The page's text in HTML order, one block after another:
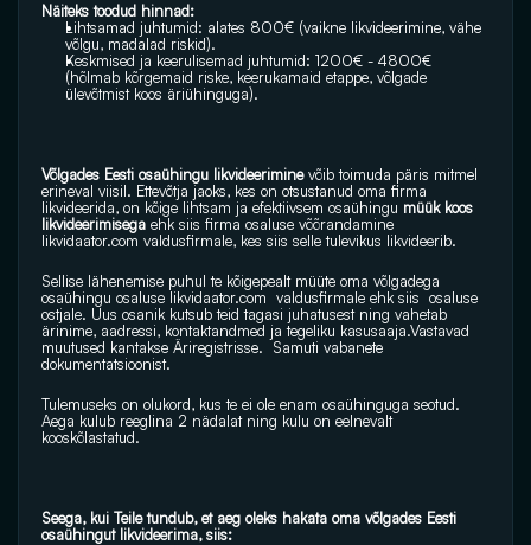
Näiteks toodud hinnad:
Lihtsamad juhtumid: alates 800€ (vaikne likvideerimine, vähe
võlgu, madalad riskid).
Keskmised ja keerulisemad juhtumid: 1200€ - 4800€
(hõlmab kõrgemaid riske, keerukamaid etappe, võlgade
ülevõtmist koos äriühinguga).
Võlgades Eesti osaühingu likvideerimine võib toimuda päris mitmel
erineval viisil. Ettevõtja jaoks, kes on otsustanud oma firma
likvideerida, on kõige lihtsam ja efektiivsem osaühingu müük koos
likvideerimisega
likvidaator.com valdusfirmale, kes siis selle tulevikus likvideerib.
Sellise lähenemise puhul te kõigepealt müüte oma võlgadega
osaühingu osaluse likvidaator.com valdusfirmale ehk siis  osaluse
ostjale. Uus osanik kutsub teid tagasi juhatusest ning vahetab
ärinime, aadressi, kontaktandmed ja tegeliku kasusaaja.Vastavad
muutused kantakse Äriregistrisse.  Samuti vabanete
dokumentatsioonist.
Tulemuseks on olukord, kus te ei ole enam osaühinguga seotud.
Aega kulub reeglina 2 nädalat ning kulu on eelnevalt
kooskõlastatud.
Seega, kui Teile tundub, et aeg oleks hakata oma võlgades Eesti
osaühingut likvideerima, siis: